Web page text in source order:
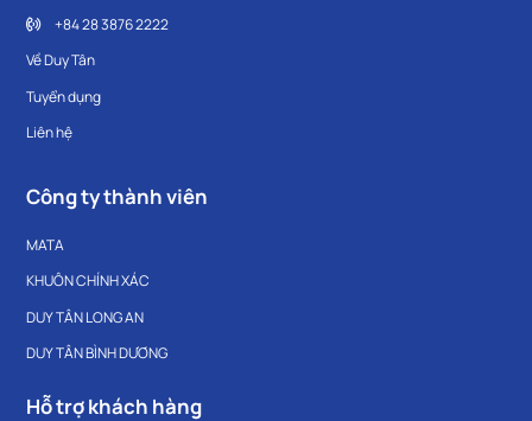
+84 28 3876 2222
Về Duy Tân
Tuyển dụng
Liên hệ
Công ty thành viên
MATA
KHUÔN CHÍNH XÁC
DUY TÂN LONG AN
DUY TÂN BÌNH DƯƠNG
Hỗ trợ khách hàng